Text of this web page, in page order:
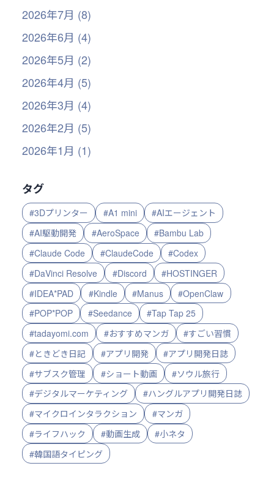
2026年7月 (8)
2026年6月 (4)
2026年5月 (2)
2026年4月 (5)
2026年3月 (4)
2026年2月 (5)
2026年1月 (1)
タグ
#3Dプリンター #A1 mini
#AIエージェント
#AI駆動開発
#AeroSpace
#Bambu Lab
#Claude Code
#ClaudeCode
#Codex
#DaVinci Resolve
#Discord
#HOSTINGER
#IDEA*PAD
#Kindle #Manus
#OpenClaw
#POP*POP
#Seedance
#Tap Tap 25
#tadayomi.com
#おすすめマンガ
#すごい習慣
#ときどき日記
#アプリ開発
#アプリ開発日誌
#サブスク管理
#ショート動画
#ソウル旅行
#デジタルマーケティング
#ハングルアプリ開発日誌
#マイクロインタラクション
#マンガ
#ライフハック
#動画生成
#小ネタ
#韓国語タイピング